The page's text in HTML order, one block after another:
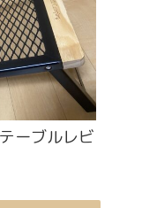
ーブルレビ